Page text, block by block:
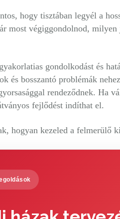
hogy tisztában legyél a
most végiggondolnod,
gondolkodást és
és bosszantó problémák
rendeződnek. Ha
fejlődést indíthat el.
hogyan kezeled a felmerülő